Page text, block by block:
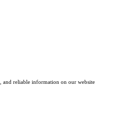
and reliable information on our website